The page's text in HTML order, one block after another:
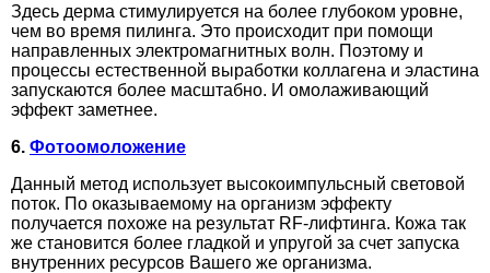
Здесь дерма стимулируется на более глубоком уровне,
чем во время пилинга. Это происходит при помощи
направленных электромагнитных волн. Поэтому и
процессы естественной выработки коллагена и эластина
запускаются более масштабно. И омолаживающий
эффект заметнее.
6. Фотоомоложение
Данный метод использует высокоимпульсный световой
поток. По оказываемому на организм эффекту
получается похоже на результат RF-лифтинга. Кожа так
же становится более гладкой и упругой за счет запуска
внутренних ресурсов Вашего же организма.